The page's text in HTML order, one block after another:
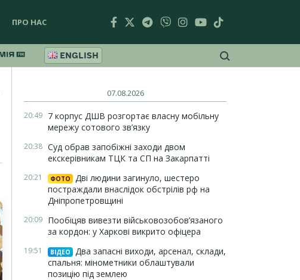
ПРО НАС
ENGLISH
07.08.2026
20:49 7 корпус ДШВ розгортає власну мобільну
мережу сотового зв’язку
20:38 Суд обрав запобіжні заходи двом
екскерівникам ТЦК та СП на Закарпатті
20:21 ФОТО
Дві людини загинуло, шестеро
постраждали внаслідок обстрілів рф на
Дніпропетровщині
20:09 Пообіцяв вивезти військовозобов’язаного
за кордон: у Харкові викрито офіцера
19:51 ВІДЕО
Два запасні виходи, арсенал, склади,
спальня: мінометники облаштували
позицію під землею